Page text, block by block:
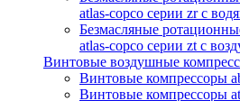
atlas-copco серии zr с
Безмасляные
atlas-copco серии zt с
Винтовые воздушные
Винтовые компрессоры
Винтовые компрессоры